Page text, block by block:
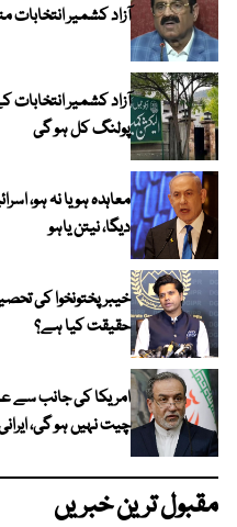
آزاد کشمیر انتخابات
پولنگ کل ہو گی
معاہدہ ہو یا نہ ہو،
دیگا، نیتن یاہو
خیبر پختونخوا کی
حقیقت کیا ہے؟
امریکا کی جانب سے
چیت نہیں ہو گی،
مقبول ترین خبریں